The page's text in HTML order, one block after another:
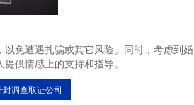
免遭遇扎骗或其它风险。同时，考虑到婚
供情感上的支持和指导。
封调查取证公司